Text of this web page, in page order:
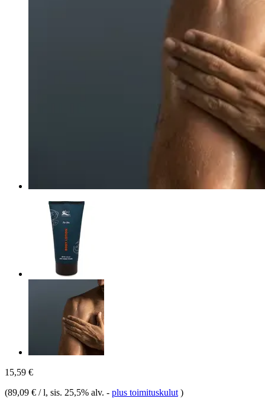
15,59 €
(89,09 € / l, sis. 25,5% alv. - plus toimituskulut )